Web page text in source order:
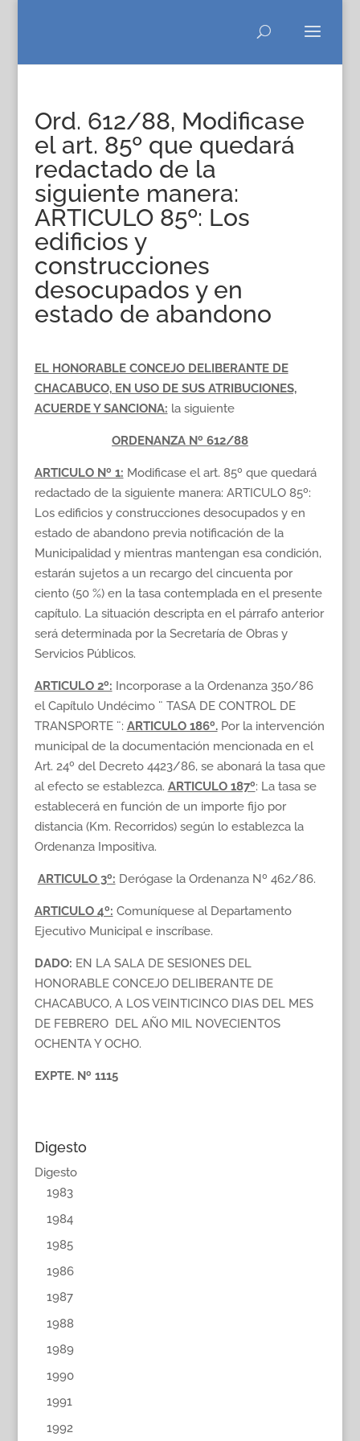
Ord. 612/88, Modificase
el art. 85º que quedará
redactado de la
siguiente manera:
ARTICULO 85º: Los
edificios y
construcciones
desocupados y en
estado de abandono
EL HONORABLE CONCEJO DELIBERANTE DE
CHACABUCO, EN USO DE SUS ATRIBUCIONES,
ACUERDE Y SANCIONA: la siguiente
ORDENANZA Nº 612/88
ARTICULO Nº 1: Modificase el art. 85º que quedará
redactado de la siguiente manera: ARTICULO 85º:
Los edificios y construcciones desocupados y en
estado de abandono previa notificación de la
Municipalidad y mientras mantengan esa condición,
estarán sujetos a un recargo del cincuenta por
ciento (50 %) en la tasa contemplada en el presente
capítulo. La situación descripta en el párrafo anterior
será determinada por la Secretaría de Obras y
Servicios Públicos.
ARTICULO 2º: Incorporase a la Ordenanza 350/86
el Capítulo Undécimo ¨ TASA DE CONTROL DE
TRANSPORTE ¨: ARTICULO 186º.Por la intervención
municipal de la documentación mencionada en el
Art. 24º del Decreto 4423/86, se abonará la tasa que
al efecto se establezca. ARTICULO 187º: La tasa se
establecerá en función de un importe fijo por
distancia (Km. Recorridos) según lo establezca la
Ordenanza Impositiva.
ARTICULO 3º: Derógase la Ordenanza Nº 462/86.
ARTICULO 4º: Comuníquese al Departamento
Ejecutivo Municipal e inscríbase.
DADO: EN LA SALA DE SESIONES DEL
HONORABLE CONCEJO DELIBERANTE DE
CHACABUCO, A LOS VEINTICINCO DIAS DEL MES
DE FEBRERO DEL AÑO MIL NOVECIENTOS
OCHENTA Y OCHO.
EXPTE. Nº 1115
Digesto
Digesto
1983
1984
1985
1986
1987
1988
1989
1990
1991
1992